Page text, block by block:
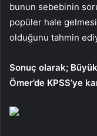
bunun sebebinin
popüler hale
olduğunu tahmin
Sonuç olarak;
Ömer’de KPSS’ye